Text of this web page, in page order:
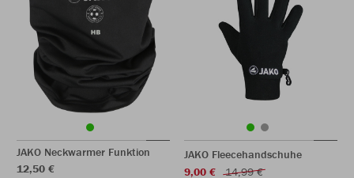
JAKO Neckwarmer Funktion
12,50 €
JAKO Fleecehandschuhe
9,00 €
14,99 €